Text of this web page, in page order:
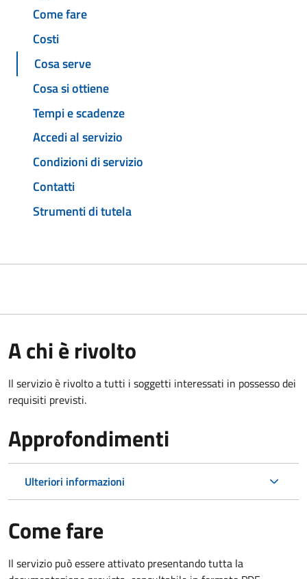
Come fare
Costi
Cosa serve
Cosa si ottiene
Tempi e scadenze
Accedi al servizio
Condizioni di servizio
Contatti
Strumenti di tutela
A chi è rivolto
Il servizio è rivolto a tutti i soggetti interessati in possesso dei
requisiti previsti.
Approfondimenti
Ulteriori informazioni
Come fare
Il servizio può essere attivato presentando tutta la